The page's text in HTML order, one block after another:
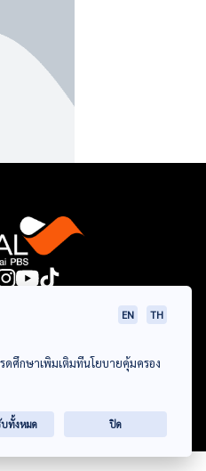
Topics
All Rights Reserved
EN TH
ดศึกษาเพิ่มเติมที่นโยบายคุ้มครอง
ทั้งหมด ปิด